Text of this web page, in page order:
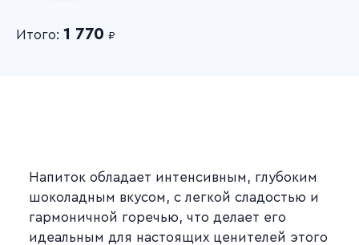
Итого: 1 770 ₽
Напиток обладает интенсивным, глубоким
шоколадным вкусом, с легкой сладостью и
гармоничной горечью, что делает его
идеальным для настоящих ценителей этого